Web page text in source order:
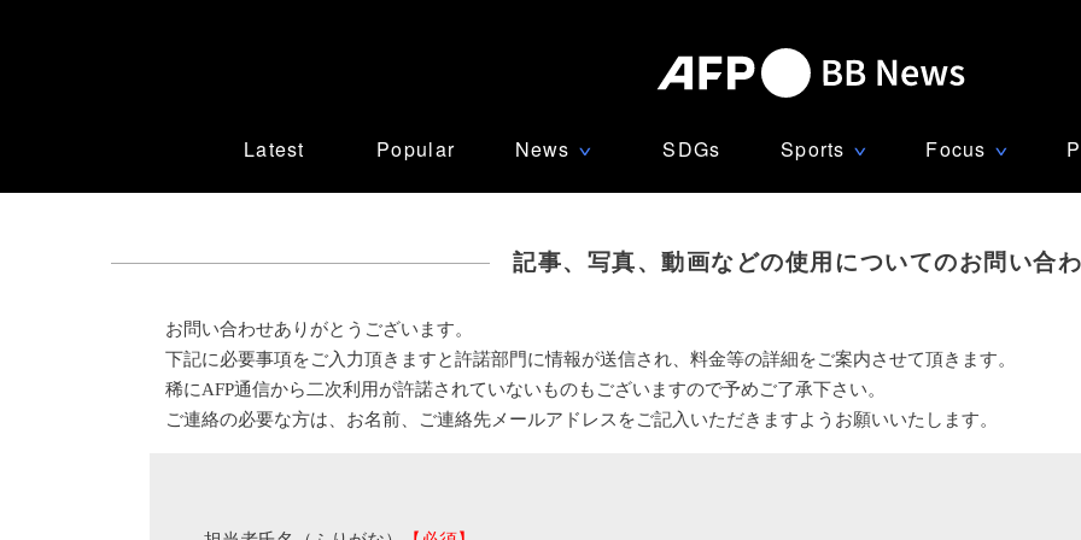
Latest Popular News ∨ SDGs Sports ∨ Focus ∨
記事、写真、動画などの使用についてのお問い合
お問い合わせありがとうございます。
下記に必要事項をご入力頂きますと許諾部門に情報が送信され、料金等の詳細をご案内させて頂きます。
稀にAFP通信から二次利用が許諾されていないものもございますので予めご了承下さい。
ご連絡の必要な方は、お名前、ご連絡先メールアドレスをご記入いただきますようお願いいたします。